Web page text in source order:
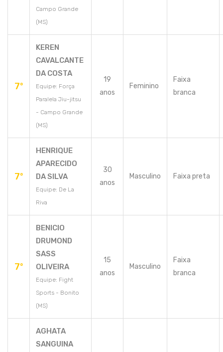
Campo Grande
(MS)
7º
KEREN
CAVALCANTE
DA COSTA
Equipe: Força
Paralela Jiu-jitsu
- Campo Grande
(MS)
19
anos
Feminino
Faixa
branca
7º
HENRIQUE
APARECIDO
DA SILVA
Equipe: De La
Riva
30
anos
Masculino Faixa preta
7º
BENICIO
DRUMOND
SASS
OLIVEIRA
Equipe: Fight
Sports - Bonito
(MS)
15
anos
Masculino
Faixa
branca
AGHATA
SANGUINA